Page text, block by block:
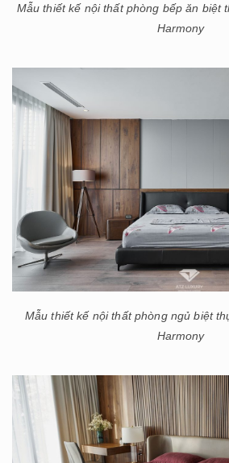
Mẫu thiết kế nội thất phòng bếp ăn biệt
Harmony
Mẫu thiết kế nội thất phòng ngủ biệt
Harmony